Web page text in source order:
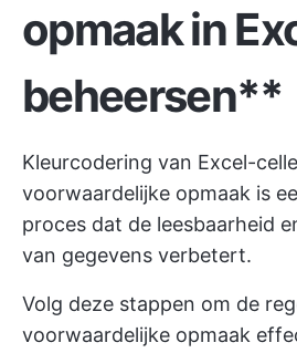
opmaak in
beheersen**
Kleurcodering van Excel-
voorwaardelijke opmaak is
proces dat de leesbaarheid
van gegevens verbetert.
Volg deze stappen om de
voorwaardelijke opmaak